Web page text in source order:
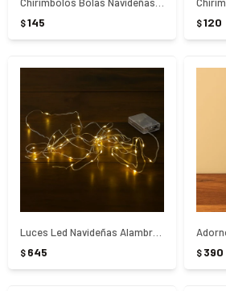
$145 $120
$ 645 $ 390